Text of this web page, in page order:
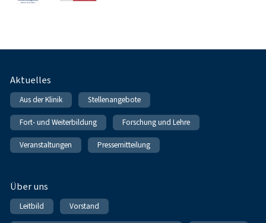
Fußnavigation
Aktuelles
Aus der Klinik Stellenangebote
Fort- und Weiterbildung Forschung und Lehre
Veranstaltungen Pressemitteilung
Über uns
Leitbild Vorstand